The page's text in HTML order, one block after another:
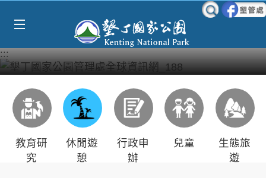
:::
教育研
究
休閒遊
憩
行政申
辦
兒童
生態旅
遊